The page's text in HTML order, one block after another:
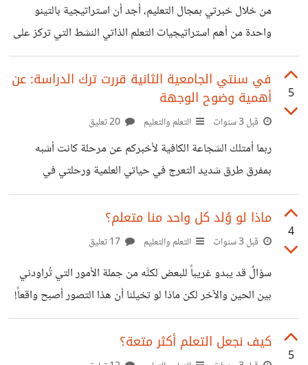
مراحل علينا أن نحاول فهم ذواتنا فيها بشكل أفضل لتحقيق
نتاجات تعلم فعالة. المرحلة الأولى حسب نظرية كولب هي
من خلال خبرتي بمجال التعليم، أجد أن استراتيجية بالتينو
واحدة من أهم استراتيجيات التعلم الذاتي النشط التي تركز على
التعلم من الأخطاء والاستفادة منها بغرض التحسين في المستقبل
والوصول إلى أعلى مستويات الفهم والأداء في التعلم. كما أنها
العميق بحيث نحصل من خلالها على وعي أشمل لما نتعلمه وفي
ذات الوقت وعي أكبر لذواتنا ولحاجاتها وتجاربها من أخطائها.
لذلك فإن هذه الاستراتيجية والتي تم اقتراحها من علماء
5
في سنتي الجامعية الثانية قررت ترك الدراسة: عن
أهمية وضوح الوجهة
قبل 3 سنوات التعلم والتعليم
ربما أمتلك الشجاعة الكافية لأخبركم عن مرحلة كانت أشبه
بمفرق طرق شديد التعرج في حياتي العلمية ورحلتي في
الحصول على الشهادة الجامعية الأولى. انتهيت من الثانوية العامة
وأنا لا أملك أدنى فكرة عن الموقف الذي وُضعت فيه: أن أختار
تخصصاً للدراسة ثم يكون سبيلاً للمنافسة في سوق العمل. لم يكن
يجول في خاطري سوى فرحة واحدة أني انتهيت من سنوات
المدرسة بانتهاء الثانوية. لكن شيئاً أعظم كان بالانتظار، يجهز
نفسه ليكون ضيفاً ثقيلاً على تفكيري فيشغل بالي على مدار
الوقت.
4
ماذا لو وُلد كل واحد منا متعلم؟
قبل 3 سنوات التعلم والتعليم
سؤالٌ قد يبدو غريباً للبعض لكنَّه من جملة الأمور التي تُراودني
بين الحين والآخر لكن ماذا لو تخيلنا أن هذا التصور أصبح واقعاً!
أن يولد كل واحد منا متعلماً في جانب من جوانب المعرفة،
ويحمل كفايات تؤهله لخوض مساراته في الحياة. ربما يُساعد
5
كيف نجعل التعلم أكثر متعة؟